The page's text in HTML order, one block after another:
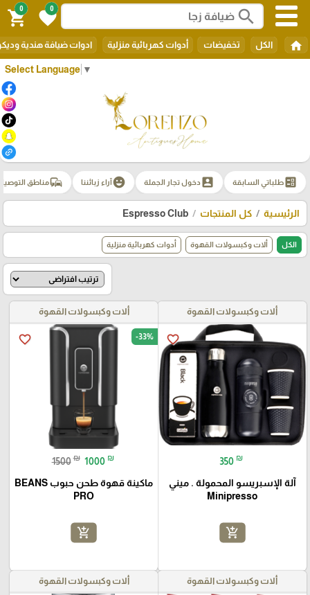
Select Language ▼
search
0
favorite
0
shopping_cart
home الكل تخفيضات أدوات كهربائية منزلية ادوات ضيافة هندية
ballotطلباتي السابقة account_box دخول تجار الجملة emoji_emotionsآراء زبائننا commuteمناطق
الرئيسية كل المنتجات Espresso Club
الكل ألات وكبسولات القهوة أدوات كهربائية منزلية
ألات وكبسولات القهوة
favorite_border
350 ₪
آلة الإسبريسو المحمولة . ميني
Minipresso
add_shopping_cart
ألات وكبسولات القهوة
favorite_border -33%
1500 ₪ 1000 ₪
ماكينة قهوة طحن حبوب BEANS
PRO
add_shopping_cart
ألات وكبسولات القهوة ألات وكبسولات القهوة